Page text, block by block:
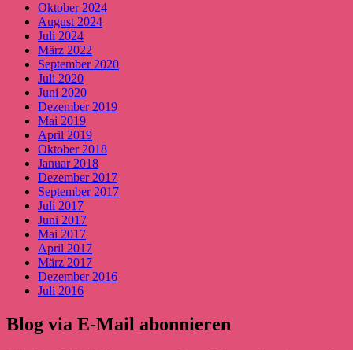
Oktober 2024
August 2024
Juli 2024
März 2022
September 2020
Juli 2020
Juni 2020
Dezember 2019
Mai 2019
April 2019
Oktober 2018
Januar 2018
Dezember 2017
September 2017
Juli 2017
Juni 2017
Mai 2017
April 2017
März 2017
Dezember 2016
Juli 2016
Blog via E-Mail abonnieren